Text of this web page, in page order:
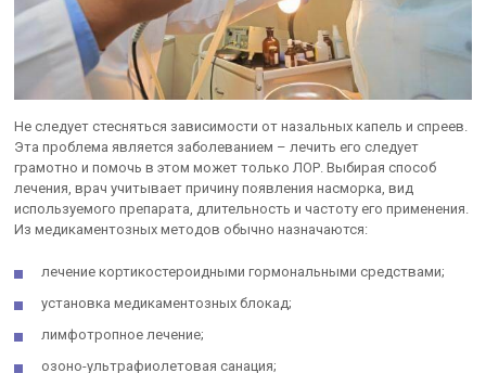
Не следует стесняться зависимости от назальных капель и спреев.
Эта проблема является заболеванием – лечить его следует
грамотно и помочь в этом может только ЛОР. Выбирая способ
лечения, врач учитывает причину появления насморка, вид
используемого препарата, длительность и частоту его применения.
Из медикаментозных методов обычно назначаются:
лечение кортикостероидными гормональными средствами;
установка медикаментозных блокад;
лимфотропное лечение;
озоно-ультрафиолетовая санация;